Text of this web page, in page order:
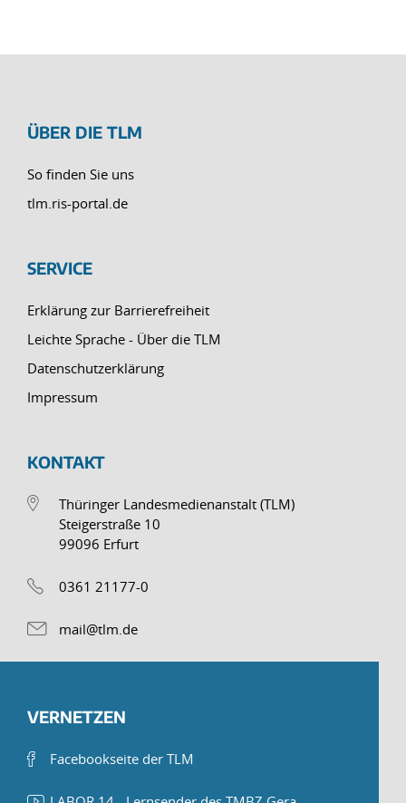
ÜBER DIE TLM
So finden Sie uns
tlm.ris-portal.de
SERVICE
Erklärung zur Barrierefreiheit
Leichte Sprache - Über die TLM
Datenschutzerklärung
Impressum
KONTAKT
Thüringer Landesmedienanstalt (TLM)
Steigerstraße 10
99096 Erfurt
0361 21177-0
mail@tlm.de
VERNETZEN
Facebookseite der TLM